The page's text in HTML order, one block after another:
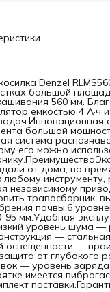
Denzel
большой
560 мм.
емкостью 4 А·ч
большой
система
его можно
от дома, во
любому
независимому
травосборник,
почвы.6
95 мм.Удобная
уровень шума
—
освещенности —
от глубокого
— уровень
имеется